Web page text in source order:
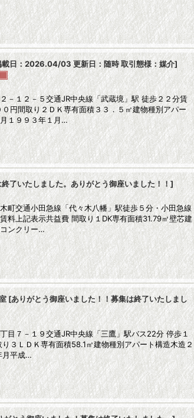
載日：2026.04/03 更新日：随時 取引態様：媒介]
－１２－５交通JR中央線「武蔵境」駅 徒歩２２分賃
円間取り２ＤＫ専有面積３３．５㎡建物種別アパー
１９９３年１月…
了いたしました。ありがとう御座いました！！]
町交通小田急線「代々木八幡」駅徒歩５分・小田急線
料上記表示共益費 間取り１DK専有面積31.79㎡壁芯建
ンクリー…
[ありがとう御座いました！！募集は終了いたしまし
目７－１９交通JR中央線「三鷹」駅バス22分 停歩１
３ＬＤＫ専有面積58.1㎡建物種別アパート構造木造２
月平成…